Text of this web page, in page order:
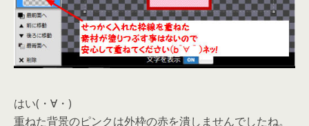
はい(・∀・)
重ねた背景のピンクは外枠の赤を潰しませんでしたね。